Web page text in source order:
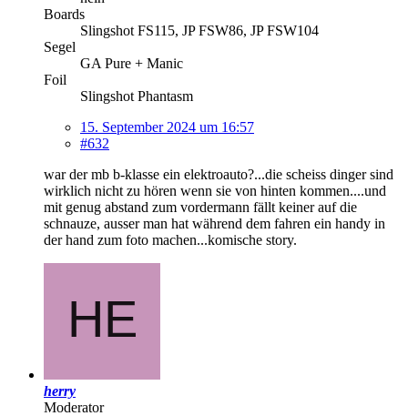
Boards
Slingshot FS115, JP FSW86, JP FSW104
Segel
GA Pure + Manic
Foil
Slingshot Phantasm
15. September 2024 um 16:57
#632
war der mb b-klasse ein elektroauto?...die scheiss dinger sind
wirklich nicht zu hören wenn sie von hinten kommen....und
mit genug abstand zum vordermann fällt keiner auf die
schnauze, ausser man hat während dem fahren ein handy in
der hand zum foto machen...komische story.
herry
Moderator